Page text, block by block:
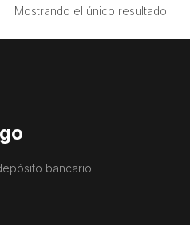
Mostrando el único resultado
bancario